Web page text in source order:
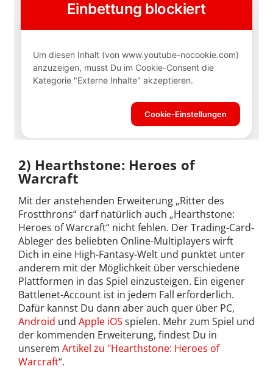
2) Hearthstone: Heroes of
Warcraft
Mit der anstehenden Erweiterung „Ritter des
Frostthrons“ darf natürlich auch „Hearthstone:
Heroes of Warcraft“ nicht fehlen. Der Trading-Card-
Ableger des beliebten Online-Multiplayers wirft
Dich in eine High-Fantasy-Welt und punktet unter
anderem mit der Möglichkeit über verschiedene
Plattformen in das Spiel einzusteigen. Ein eigener
Battlenet-Account ist in jedem Fall erforderlich.
Dafür kannst Du dann aber auch quer über PC,
Android und Apple iOS spielen. Mehr zum Spiel und
der kommenden Erweiterung, findest Du in
unserem Artikel zu "Hearthstone: Heroes of
Warcraft“.